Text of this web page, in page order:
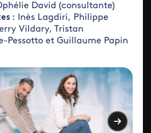
David (consultante)
: Inès Lagdiri, Philippe
Vildary, Tristan
Pessotto et Guillaume Papin